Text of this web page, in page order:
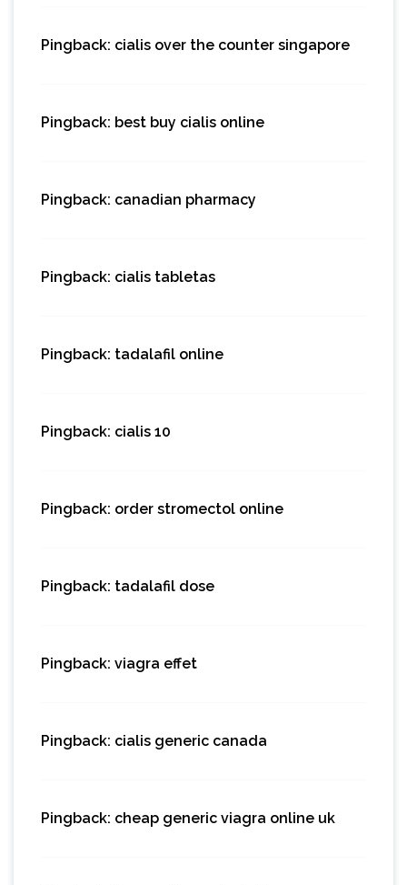
Pingback: cialis over the counter singapore
Pingback: best buy cialis online
Pingback: canadian pharmacy
Pingback: cialis tabletas
Pingback: tadalafil online
Pingback: cialis 10
Pingback: order stromectol online
Pingback: tadalafil dose
Pingback: viagra effet
Pingback: cialis generic canada
Pingback: cheap generic viagra online uk